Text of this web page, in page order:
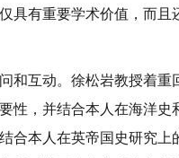
具有重要学术价值，而且
和互动。徐松岩教授着重
性，并结合本人在海洋史
合本人在英帝国史研究上